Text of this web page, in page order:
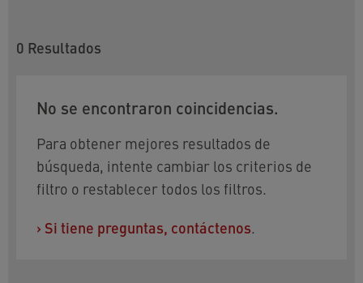
0 Resultados
No se encontraron coincidencias.
Para obtener mejores resultados de
búsqueda, intente cambiar los criterios de
filtro o restablecer todos los filtros.
› Si tiene preguntas, contáctenos.